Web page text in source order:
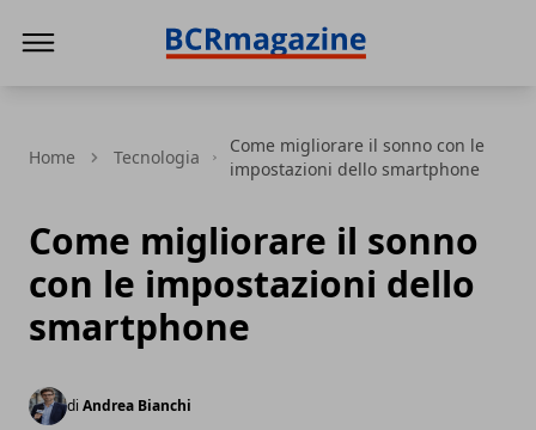
Home Tecnologia
Come migliorare il sonno con le
impostazioni dello smartphone
Come migliorare il sonno
con le impostazioni dello
smartphone
di Andrea Bianchi